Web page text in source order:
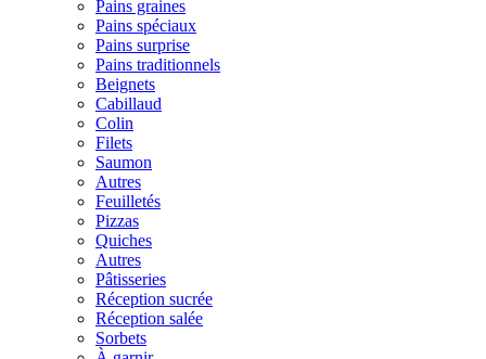
Pains graines
Pains spéciaux
Pains surprise
Pains traditionnels
Beignets
Cabillaud
Colin
Filets
Saumon
Autres
Feuilletés
Pizzas
Quiches
Autres
Pâtisseries
Réception sucrée
Réception salée
Sorbets